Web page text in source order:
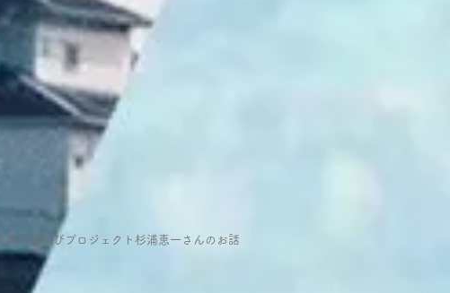
＆ともしびプロジェクト杉浦恵一さんのお話